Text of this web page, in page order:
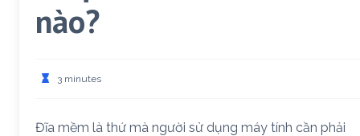
nào?
3 minutes
Đĩa mềm là thứ mà người sử dụng máy tính cần phải